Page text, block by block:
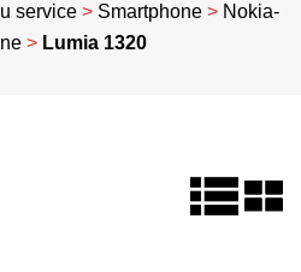
service > Smartphone > Nokia-
> Lumia 1320